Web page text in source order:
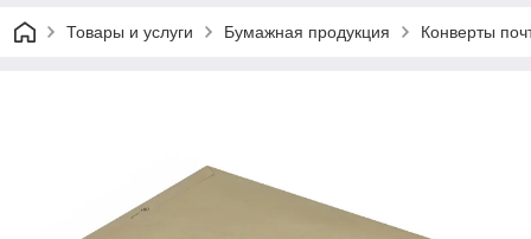
Товары и услуги Бумажная продукция Конверты